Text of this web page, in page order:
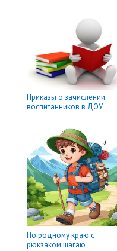
Приказы о зачислении
воспитанников в ДОУ
По родному краю с
рюкзаком шагаю